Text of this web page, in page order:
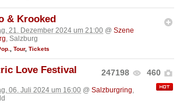
& Krooked
21. Dezember 2024 um 21:00 @ Szene
, Salzburg
Tour, Tickets
247198 460
Love Festival
06. Juli 2024 um 16:00 @ Salzburgring,